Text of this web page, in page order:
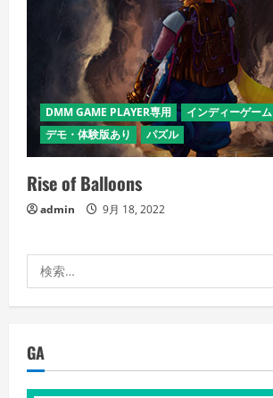
DMM GAME PLAYER専用
インディーゲーム
デモ・体験版あり
パズル
Rise of Balloons
admin 9月 18, 2022
索:
GA